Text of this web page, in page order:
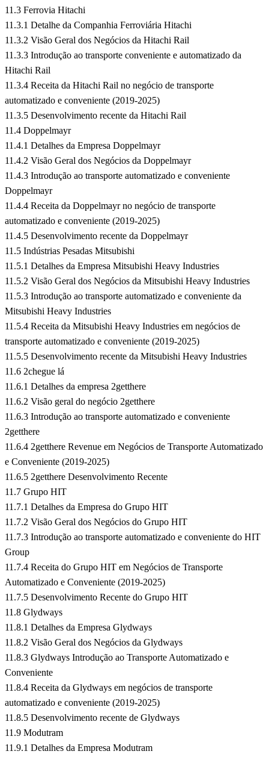
11.3 Ferrovia Hitachi
11.3.1 Detalhe da Companhia Ferroviária Hitachi
11.3.2 Visão Geral dos Negócios da Hitachi Rail
11.3.3 Introdução ao transporte conveniente e automatizado da
Hitachi Rail
11.3.4 Receita da Hitachi Rail no negócio de transporte
automatizado e conveniente (2019-2025)
11.3.5 Desenvolvimento recente da Hitachi Rail
11.4 Doppelmayr
11.4.1 Detalhes da Empresa Doppelmayr
11.4.2 Visão Geral dos Negócios da Doppelmayr
11.4.3 Introdução ao transporte automatizado e conveniente
Doppelmayr
11.4.4 Receita da Doppelmayr no negócio de transporte
automatizado e conveniente (2019-2025)
11.4.5 Desenvolvimento recente da Doppelmayr
11.5 Indústrias Pesadas Mitsubishi
11.5.1 Detalhes da Empresa Mitsubishi Heavy Industries
11.5.2 Visão Geral dos Negócios da Mitsubishi Heavy Industries
11.5.3 Introdução ao transporte automatizado e conveniente da
Mitsubishi Heavy Industries
11.5.4 Receita da Mitsubishi Heavy Industries em negócios de
transporte automatizado e conveniente (2019-2025)
11.5.5 Desenvolvimento recente da Mitsubishi Heavy Industries
11.6 2chegue lá
11.6.1 Detalhes da empresa 2getthere
11.6.2 Visão geral do negócio 2getthere
11.6.3 Introdução ao transporte automatizado e conveniente
2getthere
11.6.4 2getthere Revenue em Negócios de Transporte Automatizado
e Conveniente (2019-2025)
11.6.5 2getthere Desenvolvimento Recente
11.7 Grupo HIT
11.7.1 Detalhes da Empresa do Grupo HIT
11.7.2 Visão Geral dos Negócios do Grupo HIT
11.7.3 Introdução ao transporte automatizado e conveniente do HIT
Group
11.7.4 Receita do Grupo HIT em Negócios de Transporte
Automatizado e Conveniente (2019-2025)
11.7.5 Desenvolvimento Recente do Grupo HIT
11.8 Glydways
11.8.1 Detalhes da Empresa Glydways
11.8.2 Visão Geral dos Negócios da Glydways
11.8.3 Glydways Introdução ao Transporte Automatizado e
Conveniente
11.8.4 Receita da Glydways em negócios de transporte
automatizado e conveniente (2019-2025)
11.8.5 Desenvolvimento recente de Glydways
11.9 Modutram
11.9.1 Detalhes da Empresa Modutram